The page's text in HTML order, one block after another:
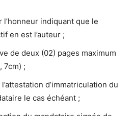
l’honneur indiquant que le
en est l’auteur ;
de deux (02) pages maximum
7cm) ;
d’immatriculation du
le cas échéant ;